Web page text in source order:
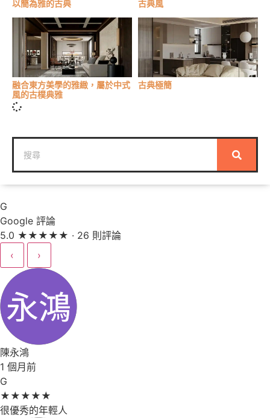
以簡為雅的古典 古典風
融合東方美學的雅緻，屬於中式
風的古樸典雅
古典極簡
G
Google 評論
5.0 ★ ★ ★ ★ ★ · 26 則評論
‹
›
陳永鴻
1 個月前
G
★ ★ ★ ★ ★
很優秀的年輕人